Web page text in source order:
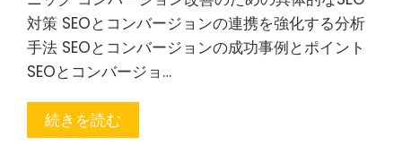
対策 SEOとコンバージョンの連携を強化する分析
手法 SEOとコンバージョンの成功事例とポイント
SEOとコンバージョ…
続きを読む